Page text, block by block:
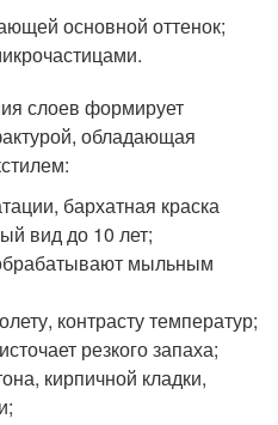
основной оттенок;
слоев формирует
обладающая
бархатная краска
вид до 10 лет;
мыльным
контрасту температур;
резкого запаха;
кирпичной кладки,